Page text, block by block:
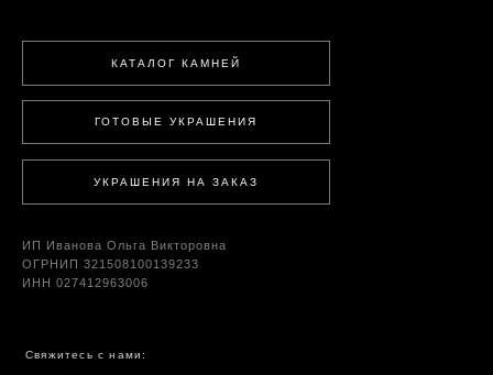
КАТАЛОГ КАМНЕЙ
УКРАШЕНИЯ НА ЗАКАЗ
ГОТОВЫЕ УКРАШЕНИЯ
Свяжитесь с нами:
ИП Иванова Ольга Викторовна
ОГРНИП 321508100139233
ИНН 027412963006